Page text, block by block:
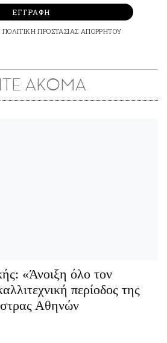
ΕΓΓΡΑΦΗ
ΠΟΛΙΤΙΚΗ ΠΡΟΣΤΑΣΙΑΣ ΑΠΟΡΡΗΤΟΥ
ΑΚΟΜΑ
«Άνοιξη όλο τον
περίοδος της
Αθηνών